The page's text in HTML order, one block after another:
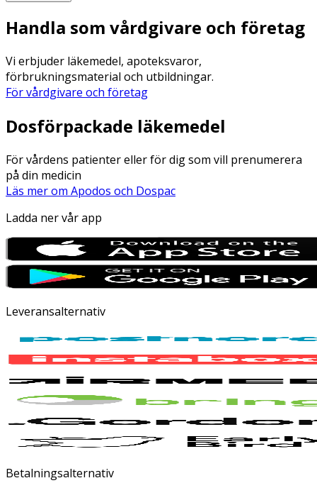
Handla som vårdgivare och företag
Vi erbjuder läkemedel, apoteksvaror,
förbrukningsmaterial och utbildningar.
För vårdgivare och företag
Dosförpackade läkemedel
För vårdens patienter eller för dig som vill prenumerera
på din medicin
Läs mer om Apodos och Dospac
Ladda ner vår app
Leveransalternativ
Betalningsalternativ